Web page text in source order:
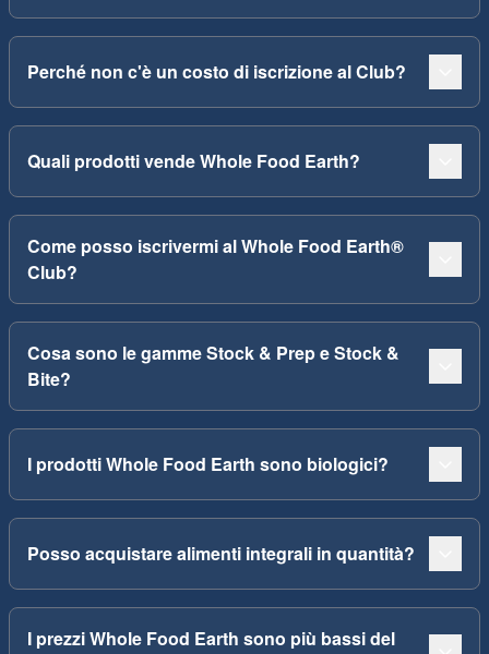
Perché non c'è un costo di iscrizione al Club?
Quali prodotti vende Whole Food Earth?
Come posso iscrivermi al Whole Food Earth®
Club?
Cosa sono le gamme Stock & Prep e Stock &
Bite?
I prodotti Whole Food Earth sono biologici?
Posso acquistare alimenti integrali in quantità?
I prezzi Whole Food Earth sono più bassi del